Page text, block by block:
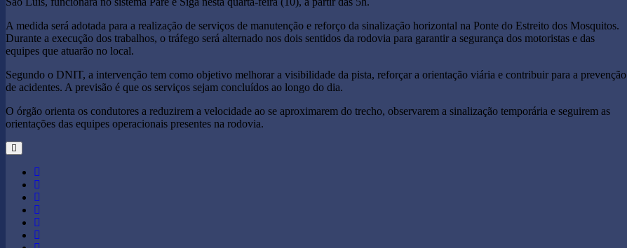
A medida será adotada para a realização de serviços de manutenção e reforço da sinalização horizontal na Ponte do Estreito dos Mosquitos.
Durante a execução dos trabalhos, o tráfego será alternado nos dois sentidos da rodovia para garantir a segurança dos motoristas e das
equipes que atuarão no local.
Segundo o DNIT, a intervenção tem como objetivo melhorar a visibilidade da pista, reforçar a orientação viária e contribuir para a prevenção
de acidentes. A previsão é que os serviços sejam concluídos ao longo do dia.
O órgão orienta os condutores a reduzirem a velocidade ao se aproximarem do trecho, observarem a sinalização temporária e seguirem as
orientações das equipes operacionais presentes na rodovia.